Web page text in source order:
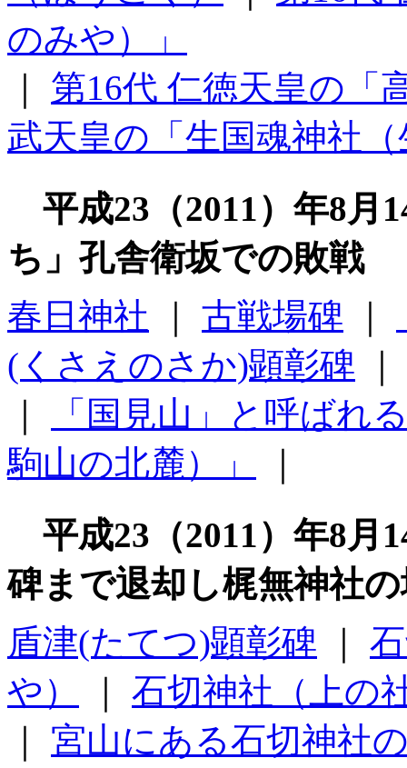
のみや）」
第16代 仁徳天皇の「
武天皇の「生国魂神社
平成23（2011）年8月
ち」孔舎衛坂での敗戦
春日神社
古戦場碑
(くさえのさか)顕彰碑
「国見山」と呼ばれ
駒山の北麓）」
平成23（2011）年8月
碑まで退却し梶無神社
盾津(たてつ)顕彰碑
や）
石切神社（上の
宮山にある石切神社